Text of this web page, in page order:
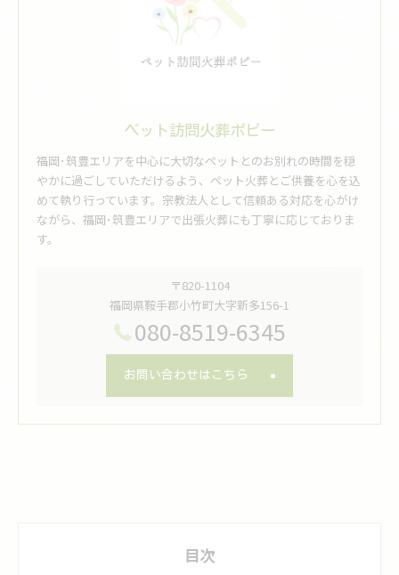
ペット訪問火葬ポピー
福岡･筑豊エリアを中心に大切なペットとのお別れの時間を穏
やかに過ごしていただけるよう、ペット火葬とご供養を心を込
めて執り行っています。宗教法人として信頼ある対応を心がけ
ながら、福岡･筑豊エリアで出張火葬にも丁寧に応じておりま
す。
〒820-1104
福岡県鞍手郡小竹町大字新多156-1
080-8519-6345
お問い合わせはこちら
目次